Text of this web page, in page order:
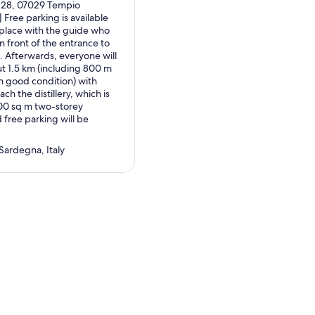
de baies et une
et présentera brièvement
de la distillerie et de
trois distillats
Licchìtta, - melalione et
et de la tilicche
disponibles.
07029 Tempio
Free parking is available
with the guide who
front of the entrance to
Afterwards, everyone will
1.5 km (including 800 m
good condition) with
the distillery, which is
sq m two-storey
free parking will be
Italy